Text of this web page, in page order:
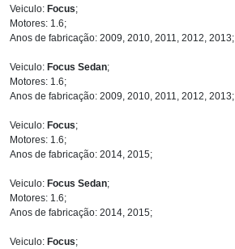
Veiculo: Focus;
Motores: 1.6;
Anos de fabricação: 2009, 2010, 2011, 2012, 2013;
Veiculo: Focus Sedan;
Motores: 1.6;
Anos de fabricação: 2009, 2010, 2011, 2012, 2013;
Veiculo: Focus;
Motores: 1.6;
Anos de fabricação: 2014, 2015;
Veiculo: Focus Sedan;
Motores: 1.6;
Anos de fabricação: 2014, 2015;
Veiculo: Focus;